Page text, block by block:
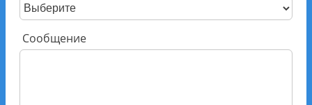
Сообщение